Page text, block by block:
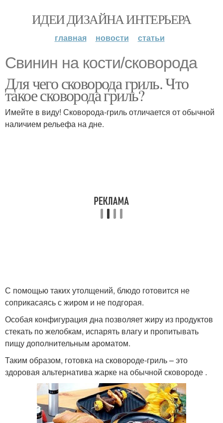
ИДЕИ ДИЗАЙНА ИНТЕРЬЕРА
главная новости статьи
Свинин на кости/сковорода
Для чего сковорода гриль. Что
такое сковорода гриль?
Имейте в виду! Сковорода-гриль отличается от обычной
наличием рельефа на дне.
С помощью таких утолщений, блюдо готовится не
соприкасаясь с жиром и не подгорая.
Особая конфигурация дна позволяет жиру из продуктов
стекать по желобкам, испарять влагу и пропитывать
пищу дополнительным ароматом.
Таким образом, готовка на сковороде-гриль – это
здоровая альтернатива жарке на обычной сковороде .